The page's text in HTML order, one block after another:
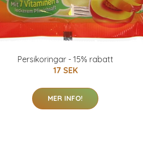
Persikoringar - 15% rabatt
17 SEK
MER INFO!